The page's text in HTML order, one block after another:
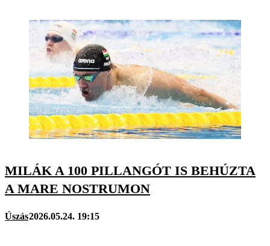
MILÁK A 100 PILLANGÓT IS BEHÚZTA
A MARE NOSTRUMON
Úszás2026.05.24. 19:15